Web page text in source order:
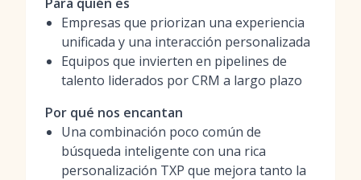
Empresas que priorizan una experiencia
unificada y una interacción personalizada
Equipos que invierten en pipelines de
talento liderados por CRM a largo plazo
Por qué nos encantan
Una combinación poco común de
búsqueda inteligente con una rica
personalización TXP que mejora tanto la